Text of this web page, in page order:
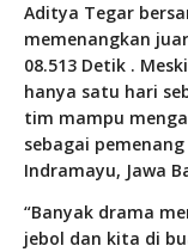
Aditya Tegar
memenangkan
08.513 Detik .
hanya satu hari
tim mampu
sebagai
Indramayu, Jawa
“Banyak drama
jebol dan kita di